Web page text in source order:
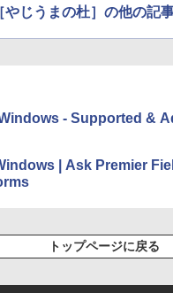
ows11、10/mac対応
ト): Java & Bedrock
ンコード版
￥3,600
Amazon Kindle
イ、色調調節ライト
11インチカラーディ
￥115,980
やじうまの杜］の他の記
- Supported &
| Ask Premier
トップページに戻る